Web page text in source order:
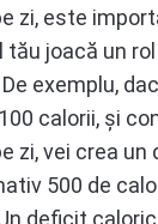
zi, este
tău joacă un
exemplu,
calorii, și
zi, vei crea
500 de
deficit